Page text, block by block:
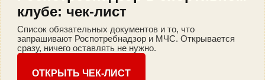
клубе: чек-лист
Список обязательных документов и то, что
запрашивают Роспотребнадзор и МЧС. Открывается
сразу, ничего оставлять не нужно.
ОТКРЫТЬ ЧЕК-ЛИСТ